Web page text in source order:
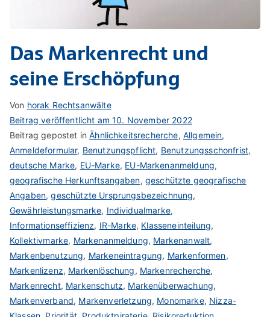
Das Markenrecht und
seine Erschöpfung
Von horak Rechtsanwälte
Beitrag veröffentlicht am10. November 2022
Beitrag gepostet inÄhnlichkeitsrecherche, Allgemein,
Anmeldeformular, Benutzungspflicht, Benutzungsschonfrist,
deutsche Marke, EU-Marke, EU-Markenanmeldung,
geografische Herkunftsangaben, geschützte geografische
Angaben,geschützte Ursprungsbezeichnung,
Gewährleistungsmarke, Individualmarke,
Informationseffizienz, IR-Marke, Klasseneinteilung,
Kollektivmarke, Markenanmeldung, Markenanwalt,
Markenbenutzung, Markeneintragung, Markenformen,
Markenlizenz, Markenlöschung, Markenrecherche,
Markenrecht, Markenschutz, Markenüberwachung,
Markenverband, Markenverletzung, Monomarke, Nizza-